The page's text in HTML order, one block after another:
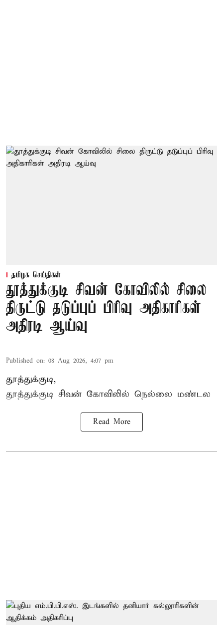
தமிழக செய்திகள்
தூத்துக்குடி சிவன் கோவிலில் சிலை
திருட்டு தடுப்புப் பிரிவு அதிகாரிகள்
அதிரடி ஆய்வு
Published on: 08 Aug 2026, 4:07 pm
தூத்துக்குடி,
தூத்துக்குடி சிவன் கோவிலில் நெல்லை மண்டல
Read More